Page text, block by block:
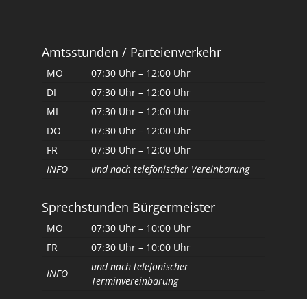
Amtsstunden / Parteienverkehr
MO
07:30 Uhr – 12:00 Uhr
DI
07:30 Uhr – 12:00 Uhr
MI
07:30 Uhr – 12:00 Uhr
DO
07:30 Uhr – 12:00 Uhr
FR
07:30 Uhr – 12:00 Uhr
INFO
und nach telefonischer Vereinbarung
Sprechstunden Bürgermeister
MO
07:30 Uhr – 10:00 Uhr
FR
07:30 Uhr – 10:00 Uhr
INFO
und nach telefonischer
Terminvereinbarung